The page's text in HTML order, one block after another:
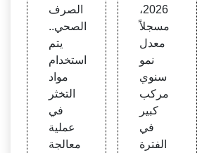
الصرف
الصحي..
يتم
استخدام
مواد
التخثر
في
عملية
معالجة
2026،
مسجلاً
معدل
نمو
سنوي
مركب
كبير
في
الفترة